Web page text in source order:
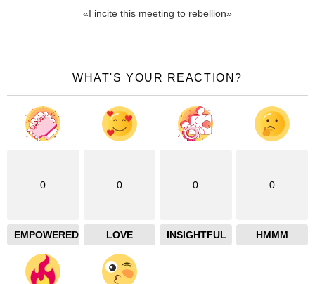
«I incite this meeting to rebellion»
WHAT'S YOUR REACTION?
0
EMPOWERED
0
LOVE
0
INSIGHTFUL
0
HMMM